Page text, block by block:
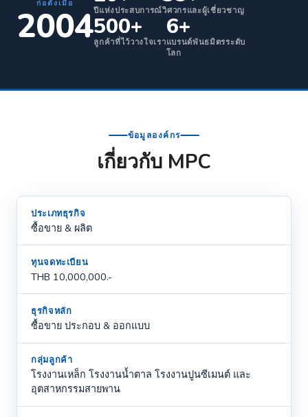
ก่อตั้งเมื่อ
2004ปีแห่งประสบการณ์วิศวกรและผู้เชี่ยวชาญ
500+
ลูกค้าที่ไว้วางใจเรา
6+
แบรนด์พันธมิตรระดับ
โลก
ข้อมูลองค์กร
เกี่ยวกับ MPC
ประเภทธุรกิจ
ซื้อขาย & ผลิต
ทุนจดทะเบียน
THB 10,000,000.-
ธุรกิจหลัก
ซื้อขาย ประกอบ & ออกแบบ
กลุ่มลูกค้า
โรงงานเหล็ก โรงงานน้ำตาล โรงงานปูนซีเมนต์ และ
อุตสาหกรรมสายพาน